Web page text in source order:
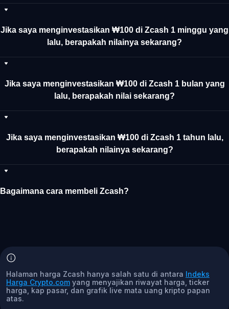
Jika saya menginvestasikan ₩100 di Zcash 1 minggu yang
lalu, berapakah nilainya sekarang?
Jika saya menginvestasikan ₩100 di Zcash 1 bulan yang
lalu, berapakah nilai sekarang?
Jika saya menginvestasikan ₩100 di Zcash 1 tahun lalu,
berapakah nilainya sekarang?
Bagaimana cara membeli Zcash?
Halaman harga Zcash hanya salah satu di antara Indeks
Harga Crypto.com yang menyajikan riwayat harga, ticker
harga, kap pasar, dan grafik live mata uang kripto papan
atas.